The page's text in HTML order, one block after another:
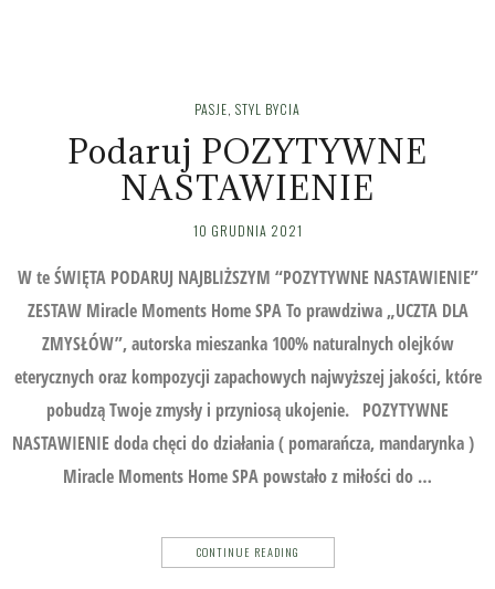
PASJE, STYL BYCIA
Podaruj POZYTYWNE
NASTAWIENIE
10 GRUDNIA 2021
W te ŚWIĘTA PODARUJ NAJBLIŻSZYM “POZYTYWNE NASTAWIENIE”
ZESTAW Miracle Moments Home SPA To prawdziwa „UCZTA DLA
ZMYSŁÓW”, autorska mieszanka 100% naturalnych olejków
eterycznych oraz kompozycji zapachowych najwyższej jakości, które
pobudzą Twoje zmysły i przyniosą ukojenie. POZYTYWNE
NASTAWIENIE doda chęci do działania ( pomarańcza, mandarynka )
Miracle Moments Home SPA powstało z miłości do …
CONTINUE READING